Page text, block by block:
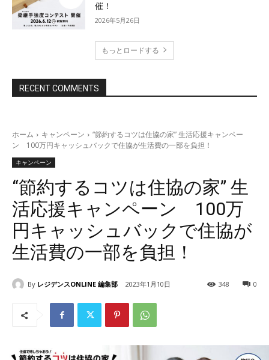
催！
2026年5月26日
もっとロードする
RECENT COMMENTS